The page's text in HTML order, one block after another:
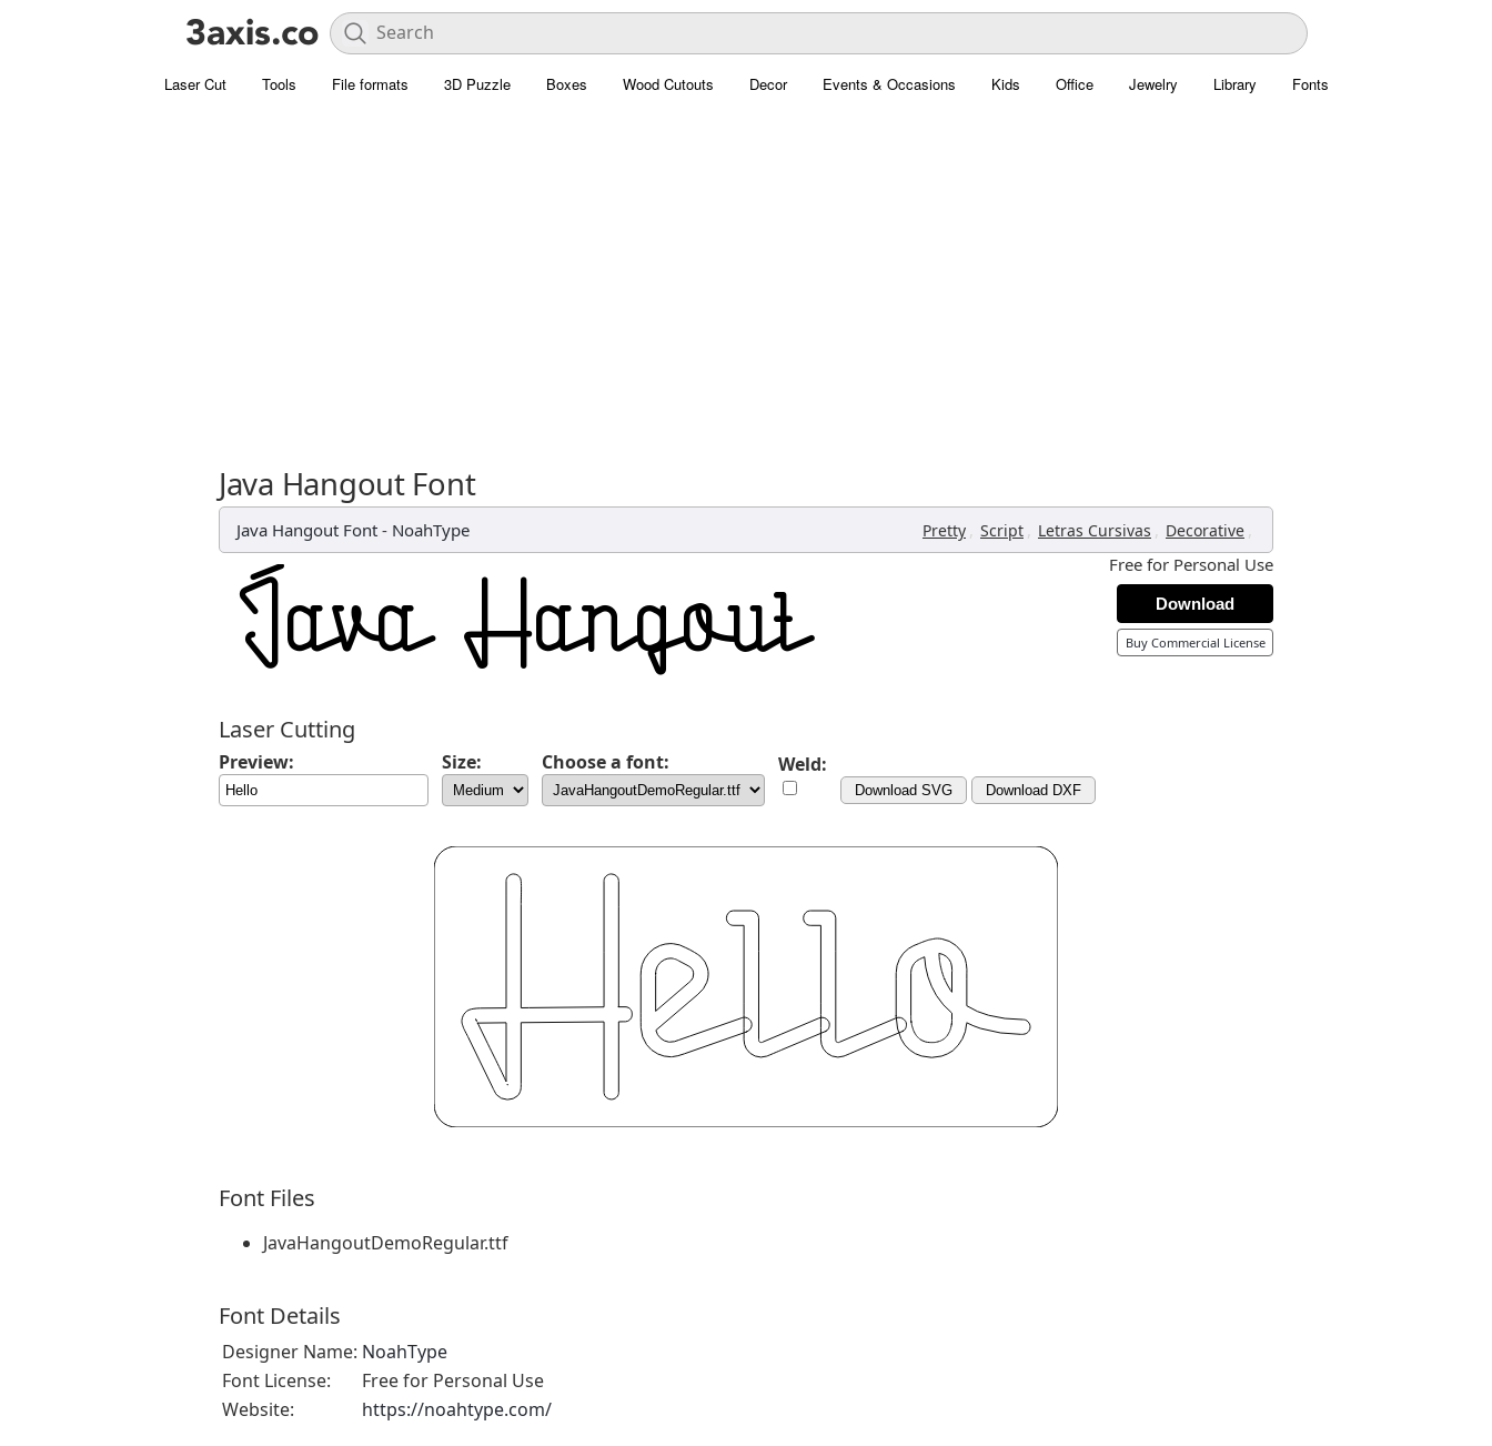
Laser Cut Tools File formats 3D Puzzle Boxes Wood Cutouts Decor Events & Occasions Kids Office Jewelry Library Fonts
Java Hangout Font
Java Hangout Font - NoahType Pretty , Script , Letras Cursivas , Decorative ,
Free for Personal Use
Download
Buy Commercial License
Laser Cutting
Preview: Size: Choose a font: Weld:
Download SVG Download DXF
Font Files
JavaHangoutDemoRegular.ttf
Font Details
Designer Name: NoahType
Font License:
Free for Personal Use
Website:
https://noahtype.com/